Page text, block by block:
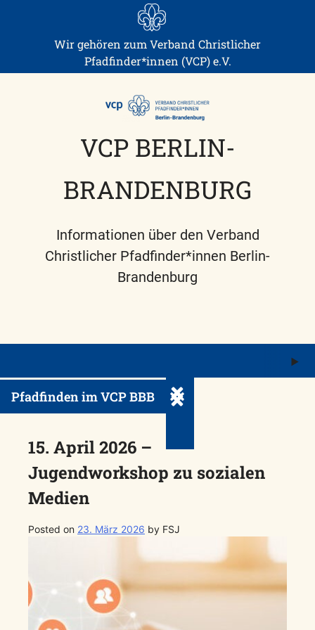
Wir gehören zum Verband Christlicher
Pfadfinder*innen (VCP) e.V.
VCP BERLIN-
BRANDENBURG
Informationen über den Verband
Christlicher Pfadfinder*innen Berlin-
Brandenburg
Pfadfinden im VCP BBB Untermenü ein-/
15. April 2026 –
Jugendworkshop zu sozialen
Medien
Posted on 23. März 2026 by FSJ